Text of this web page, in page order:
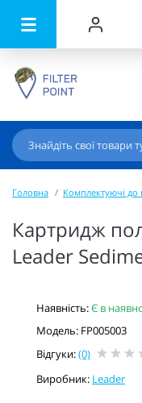
Головна Комплектуючі до
Картридж
Leader
Наявність:Є в
Модель: FP005003
Відгуки:(0)
Виробник: Leader